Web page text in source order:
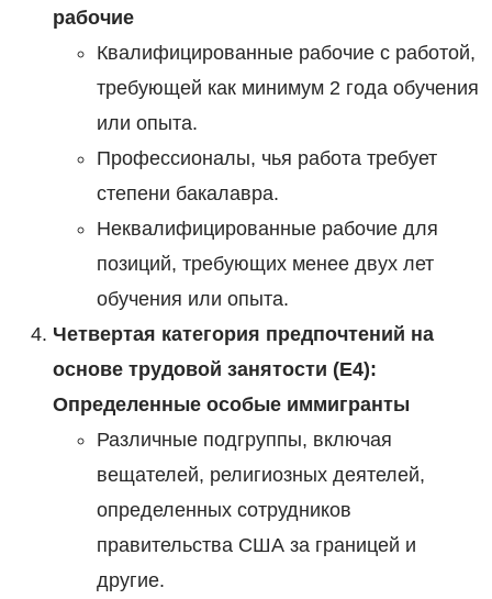
рабочие
Квалифицированные рабочие с работой,
требующей как минимум 2 года обучения
или опыта.
Профессионалы, чья работа требует
степени бакалавра.
Неквалифицированные рабочие для
позиций, требующих менее двух лет
обучения или опыта.
Четвертая категория предпочтений на
основе трудовой занятости (E4):
Определенные особые иммигранты
Различные подгруппы, включая
вещателей, религиозных деятелей,
определенных сотрудников
правительства США за границей и
другие.